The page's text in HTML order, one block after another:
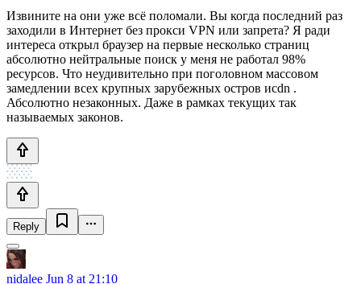
Извините на они уже всё поломали. Вы когда последний раз
заходили в Интернет без прокси VPN или запрета? Я ради
интереса открыл браузер на первые несколько страниц
абсолютно нейтральные поиск у меня не работал 98%
ресурсов. Что неудивительно при поголовном массовом
замедлении всех крупных зарубежных остров иcdn .
Абсолютно незаконных. Даже в рамках текущих так
называемых законов.
Reply
nidalee Jun 8 at 21:10